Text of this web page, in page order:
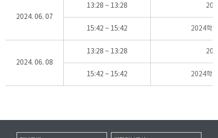
2024. 06. 07
13:28 ~ 13:28
15:42 ~ 15:42 2024학
2024. 06. 08
13:28 ~ 13:28
15:42 ~ 15:42 2024학